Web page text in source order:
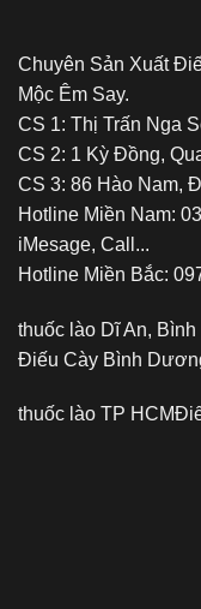
Chuyên Sản Xuất
Mộc Êm Say.
CS 1: Thị Trấn Nga
CS 2: 1 Kỳ Đồng,
CS 3: 86 Hào Nam,
Hotline Miền Nam:
iMesage, Call...
Hotline Miền Bắc:
thuốc lào Dĩ An,
Điếu Cày Bình
thuốc lào TP HCM